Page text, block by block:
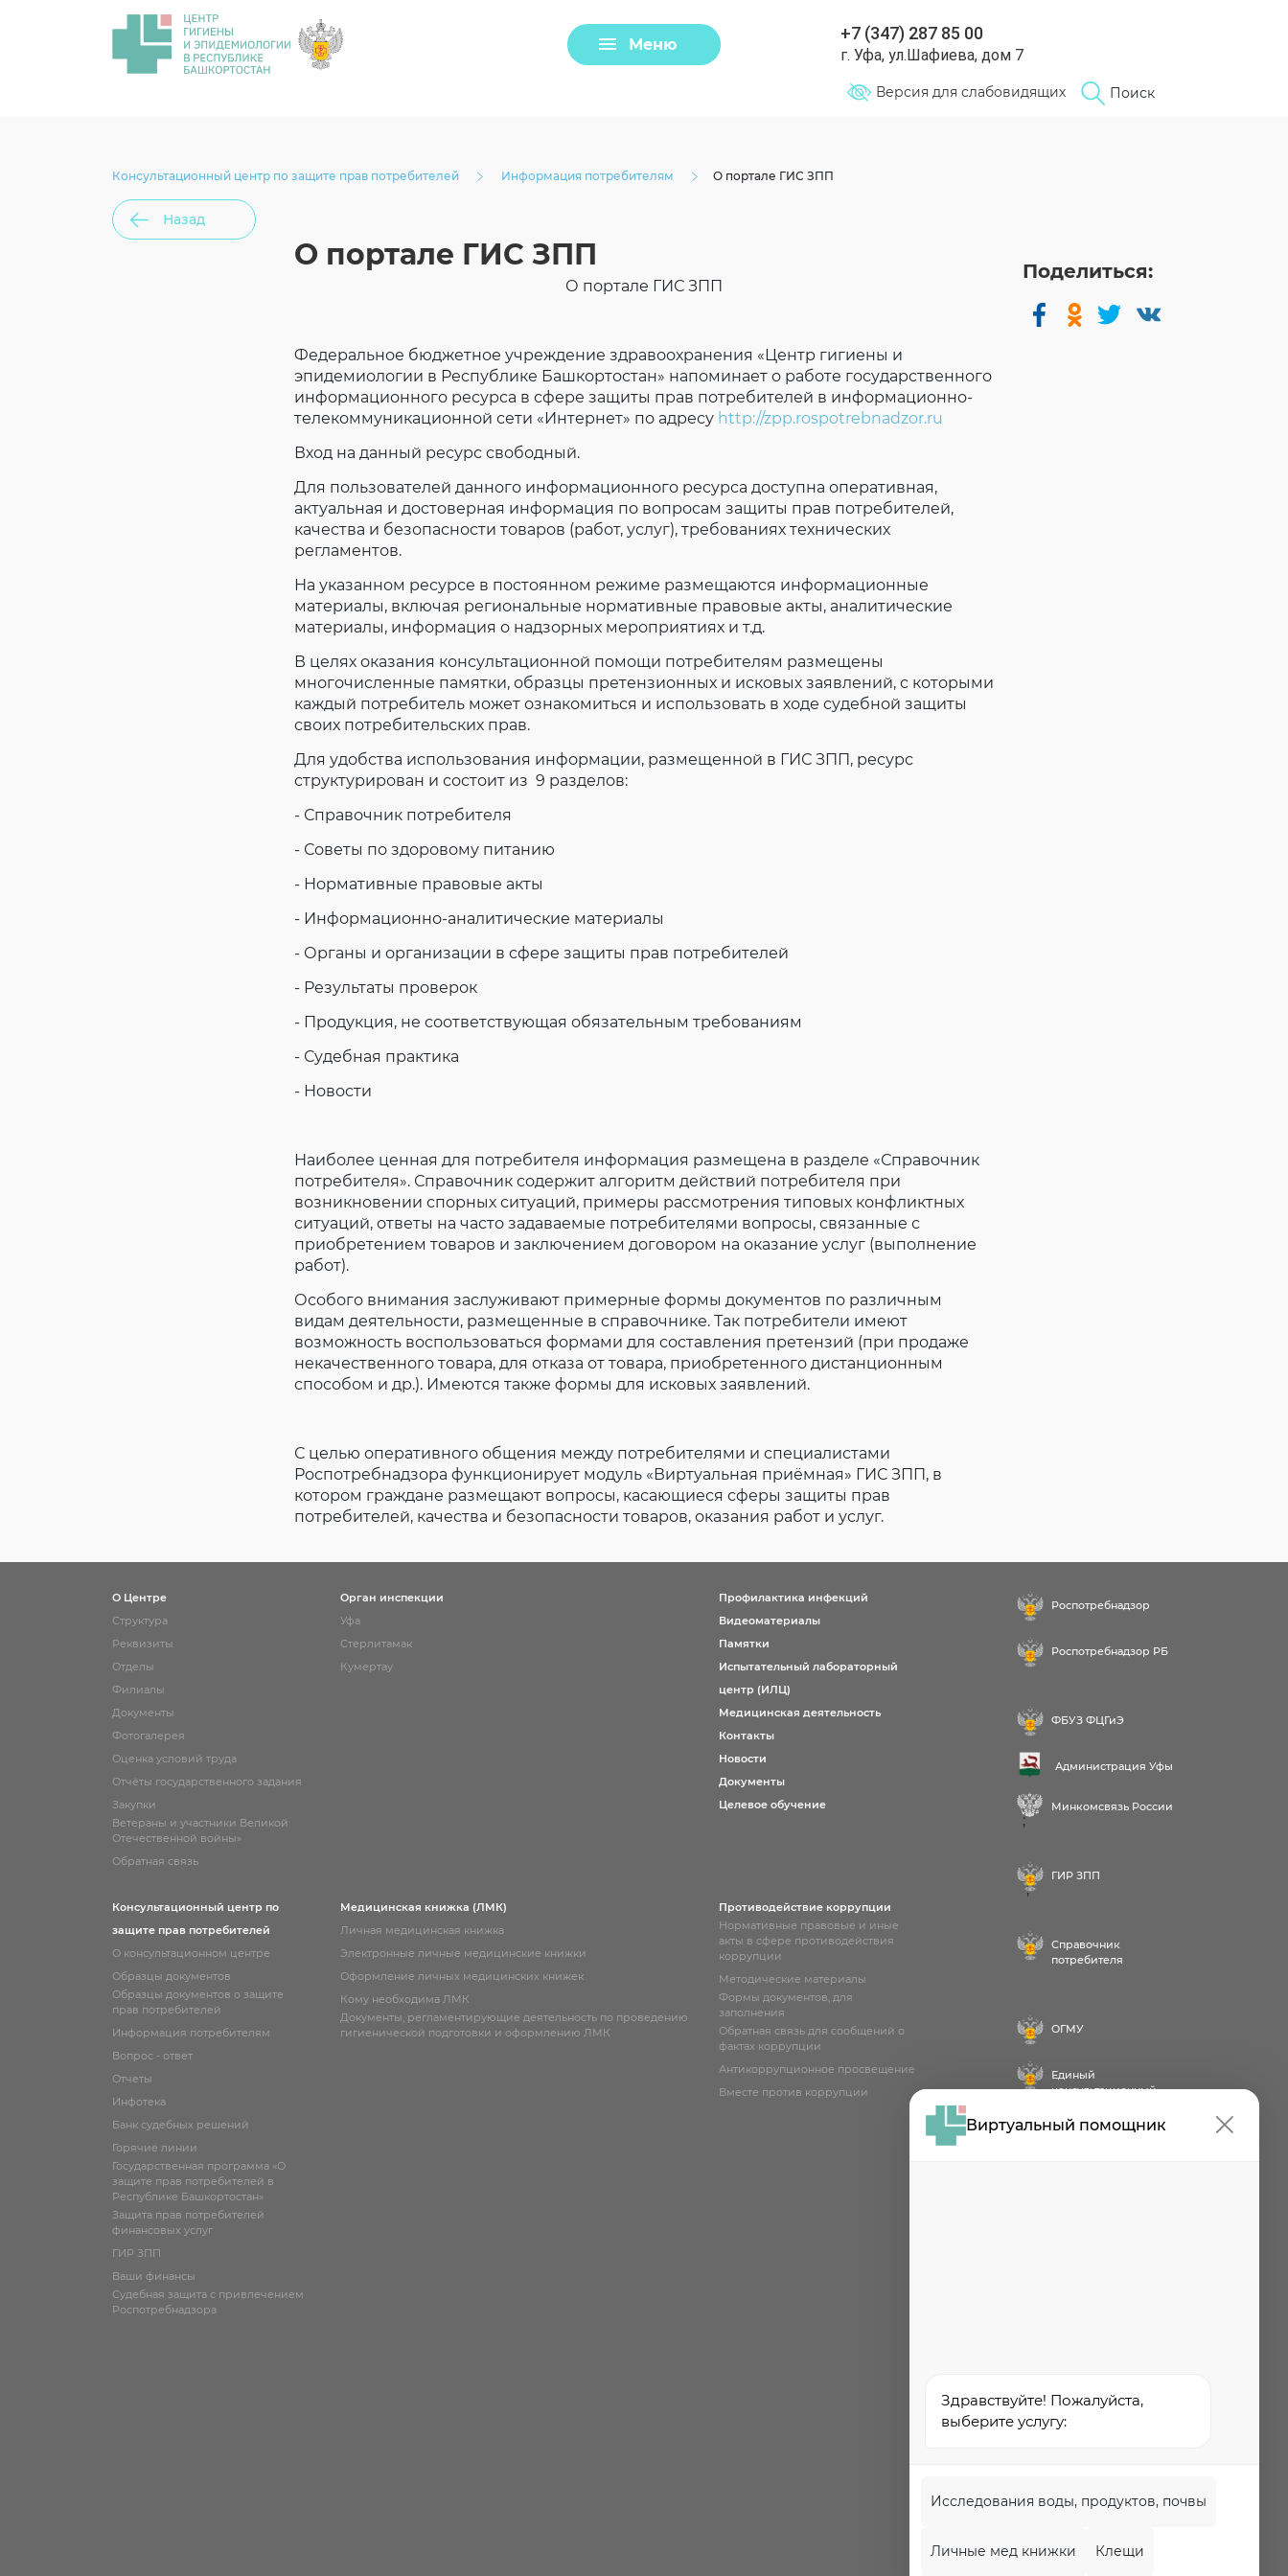
Меню
+7 (347) 287 85 00
г. Уфа, ул.Шафиева, дом 7
Поиск
Версия для слабовидящих
Виртуальный помощник
Здравствуйте! Пожалуйста,
выберите услугу:
Исследования воды, продуктов, почвы
Личные мед книжки Клещи
Консультационный центр по защите прав потребителей Информация потребителям О портале ГИС ЗПП
Назад
О портале ГИС ЗПП
О портале ГИС ЗПП
Федеральное бюджетное учреждение здравоохранения «Центр гигиены и
эпидемиологии в Республике Башкортостан» напоминает о работе государственного
информационного ресурса в сфере защиты прав потребителей в информационно-
телекоммуникационной сети «Интернет» по адресу http://zpp.rospotrebnadzor.ru
Вход на данный ресурс свободный.
Для пользователей данного информационного ресурса доступна оперативная,
актуальная и достоверная информация по вопросам защиты прав потребителей,
качества и безопасности товаров (работ, услуг), требованиях технических
регламентов.
На указанном ресурсе в постоянном режиме размещаются информационные
материалы, включая региональные нормативные правовые акты, аналитические
материалы, информация о надзорных мероприятиях и т.д.
В целях оказания консультационной помощи потребителям размещены
многочисленные памятки, образцы претензионных и исковых заявлений, с которыми
каждый потребитель может ознакомиться и использовать в ходе судебной защиты
своих потребительских прав.
Для удобства использования информации, размещенной в ГИС ЗПП, ресурс
структурирован и состоит из 9 разделов:
- Справочник потребителя
- Советы по здоровому питанию
- Нормативные правовые акты
- Информационно-аналитические материалы
- Органы и организации в сфере защиты прав потребителей
- Результаты проверок
- Продукция, не соответствующая обязательным требованиям
- Судебная практика
- Новости
Наиболее ценная для потребителя информация размещена в разделе «Справочник
потребителя». Справочник содержит алгоритм действий потребителя при
возникновении спорных ситуаций, примеры рассмотрения типовых конфликтных
ситуаций, ответы на часто задаваемые потребителями вопросы, связанные с
приобретением товаров и заключением договором на оказание услуг (выполнение
работ).
Особого внимания заслуживают примерные формы документов по различным
видам деятельности, размещенные в справочнике. Так потребители имеют
возможность воспользоваться формами для составления претензий (при продаже
некачественного товара, для отказа от товара, приобретенного дистанционным
способом и др.). Имеются также формы для исковых заявлений.
С целью оперативного общения между потребителями и специалистами
Роспотребнадзора функционирует модуль «Виртуальная приёмная» ГИС ЗПП, в
котором граждане размещают вопросы, касающиеся сферы защиты прав
потребителей, качества и безопасности товаров, оказания работ и услуг.
Поделиться:
О Центре
Структура
Реквизиты
Отделы
Филиалы
Документы
Фотогалерея
Оценка условий труда
Отчёты государственного задания
Закупки
Ветераны и участники Великой
Отечественной войны»
Обратная связь
Орган инспекции
Уфа
Стерлитамак
Кумертау
Профилактика инфекций
Видеоматериалы
Памятки
Испытательный лабораторный
центр (ИЛЦ)
Медицинская деятельность
Контакты
Новости
Документы
Целевое обучение
Консультационный центр по
защите прав потребителей
О консультационном центре
Образцы документов
Образцы документов о защите
прав потребителей
Информация потребителям
Вопрос - ответ
Отчеты
Инфотека
Банк судебных решений
Горячие линии
Государственная программа «О
защите прав потребителей в
Республике Башкортостан»
Защита прав потребителей
финансовых услуг
ГИР ЗПП
Ваши финансы
Судебная защита с привлечением
Роспотребнадзора
Медицинская книжка (ЛМК)
Личная медицинская книжка
Электронные личные медицинские книжки
Оформление личных медицинских книжек
Кому необходима ЛМК
Документы, регламентирующие деятельность по проведению
гигиенической подготовки и оформлению ЛМК
Противодействие коррупции
Нормативные правовые и иные
акты в сфере противодействия
коррупции
Методические материалы
Формы документов, для
заполнения
Обратная связь для сообщений о
фактах коррупции
Антикоррупционное просвещение
Вместе против коррупции
Роспотребнадзор
Роспотребнадзор РБ
ФБУЗ ФЦГиЭ
Администрация Уфы
Минкомсвязь России
;
ГИР ЗПП
;
Справочник
потребителя
ОГМУ
Единый
консультационный
Задать вопрос
Загрузить файл